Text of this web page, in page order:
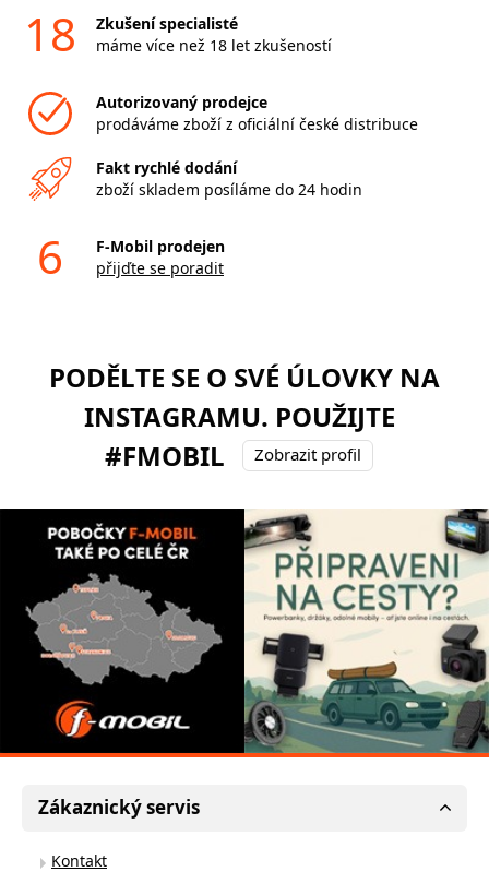
18
Zkušení specialisté
máme více než 18 let zkušeností
Autorizovaný prodejce
prodáváme zboží z oficiální české distribuce
Fakt rychlé dodání
zboží skladem posíláme do 24 hodin
6
F-Mobil prodejen
přijďte se poradit
PODĚLTE SE O SVÉ ÚLOVKY NA
INSTAGRAMU. POUŽIJTE
#FMOBIL
Zobrazit profil
Zákaznický servis
Kontakt